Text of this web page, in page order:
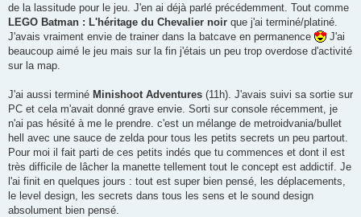
de la lassitude pour le jeu. J'en ai déjà parlé précédemment. Tout comme
LEGO Batman : L'héritage du Chevalier noir que j'ai terminé/platiné.
J'avais vraiment envie de trainer dans la batcave en permanence
J'ai
beaucoup aimé le jeu mais sur la fin j'étais un peu trop overdose d'activité
sur la map.
J'ai aussi terminé Minishoot Adventures (11h). J'avais suivi sa sortie sur
PC et cela m'avait donné grave envie. Sorti sur console récemment, je
n'ai pas hésité à me le prendre. c'est un mélange de metroidvania/bullet
hell avec une sauce de zelda pour tous les petits secrets un peu partout.
Pour moi il fait parti de ces petits indés que tu commences et dont il est
très difficile de lâcher la manette tellement tout le concept est addictif. Je
l'ai finit en quelques jours : tout est super bien pensé, les déplacements,
le level design, les secrets dans tous les sens et le sound design
absolument bien pensé.